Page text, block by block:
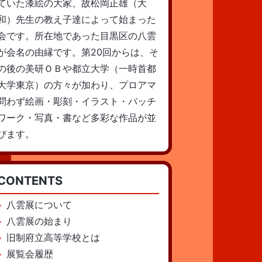
いた漆絵の大家、故松岡正雄（大
）先生の教え子達によって始まった
です。所在地であった目黒区の八雲
会名の由縁です。第20回からは、そ
後の美研ＯＢや都立大学（一時首都
学東京）の方々が加わり、プロアマ
わず絵画・彫刻・イラスト・パッチ
ーク・写真・書など多彩な作品が並
ます。
八雲展について
八雲展の始まり
旧制府立高等学校とは
展覧会履歴